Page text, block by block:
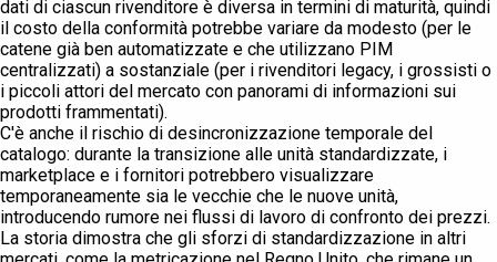
dati di ciascun rivenditore è diversa in termini di maturità, quindi
il costo della conformità potrebbe variare da modesto (per le
catene già ben automatizzate e che utilizzano PIM
centralizzati) a sostanziale (per i rivenditori legacy, i grossisti o
i piccoli attori del mercato con panorami di informazioni sui
prodotti frammentati).
C'è anche il rischio di desincronizzazione temporale del
catalogo: durante la transizione alle unità standardizzate, i
marketplace e i fornitori potrebbero visualizzare
temporaneamente sia le vecchie che le nuove unità,
introducendo rumore nei flussi di lavoro di confronto dei prezzi.
La storia dimostra che gli sforzi di standardizzazione in altri